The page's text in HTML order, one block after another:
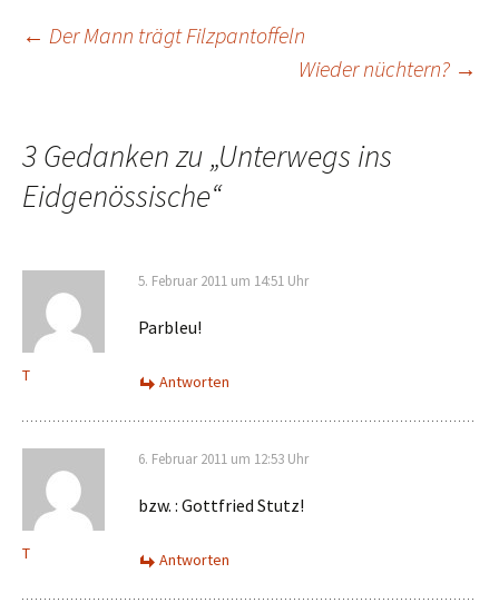
Beitrags-
← Der Mann trägt Filzpantoffeln
Wieder nüchtern? →
3 Gedanken zu „Unterwegs ins
Eidgenössische“
T
5. Februar 2011 um 14:51 Uhr
Parbleu!
Antworten
T
6. Februar 2011 um 12:53 Uhr
bzw. : Gottfried Stutz!
Antworten